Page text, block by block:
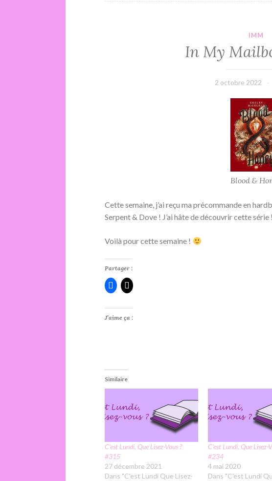
IMM
In My
2 octobre 2022
Blood &
Cette semaine, j’ai reçu ma précommande en
Serpent & Dove ! J’ai hâte de découvrir cette série !
Voilà pour cette semaine !
Partager :
J’aime ça :
Similaire
C’est Lundi, Que Lisez-Vous ?
#315
27 décembre 2021
Dans "C'est Lundi Que Lisez-
C’est Lundi, Que Lisez-
#234
4 mai 2020
Dans "C'est Lundi